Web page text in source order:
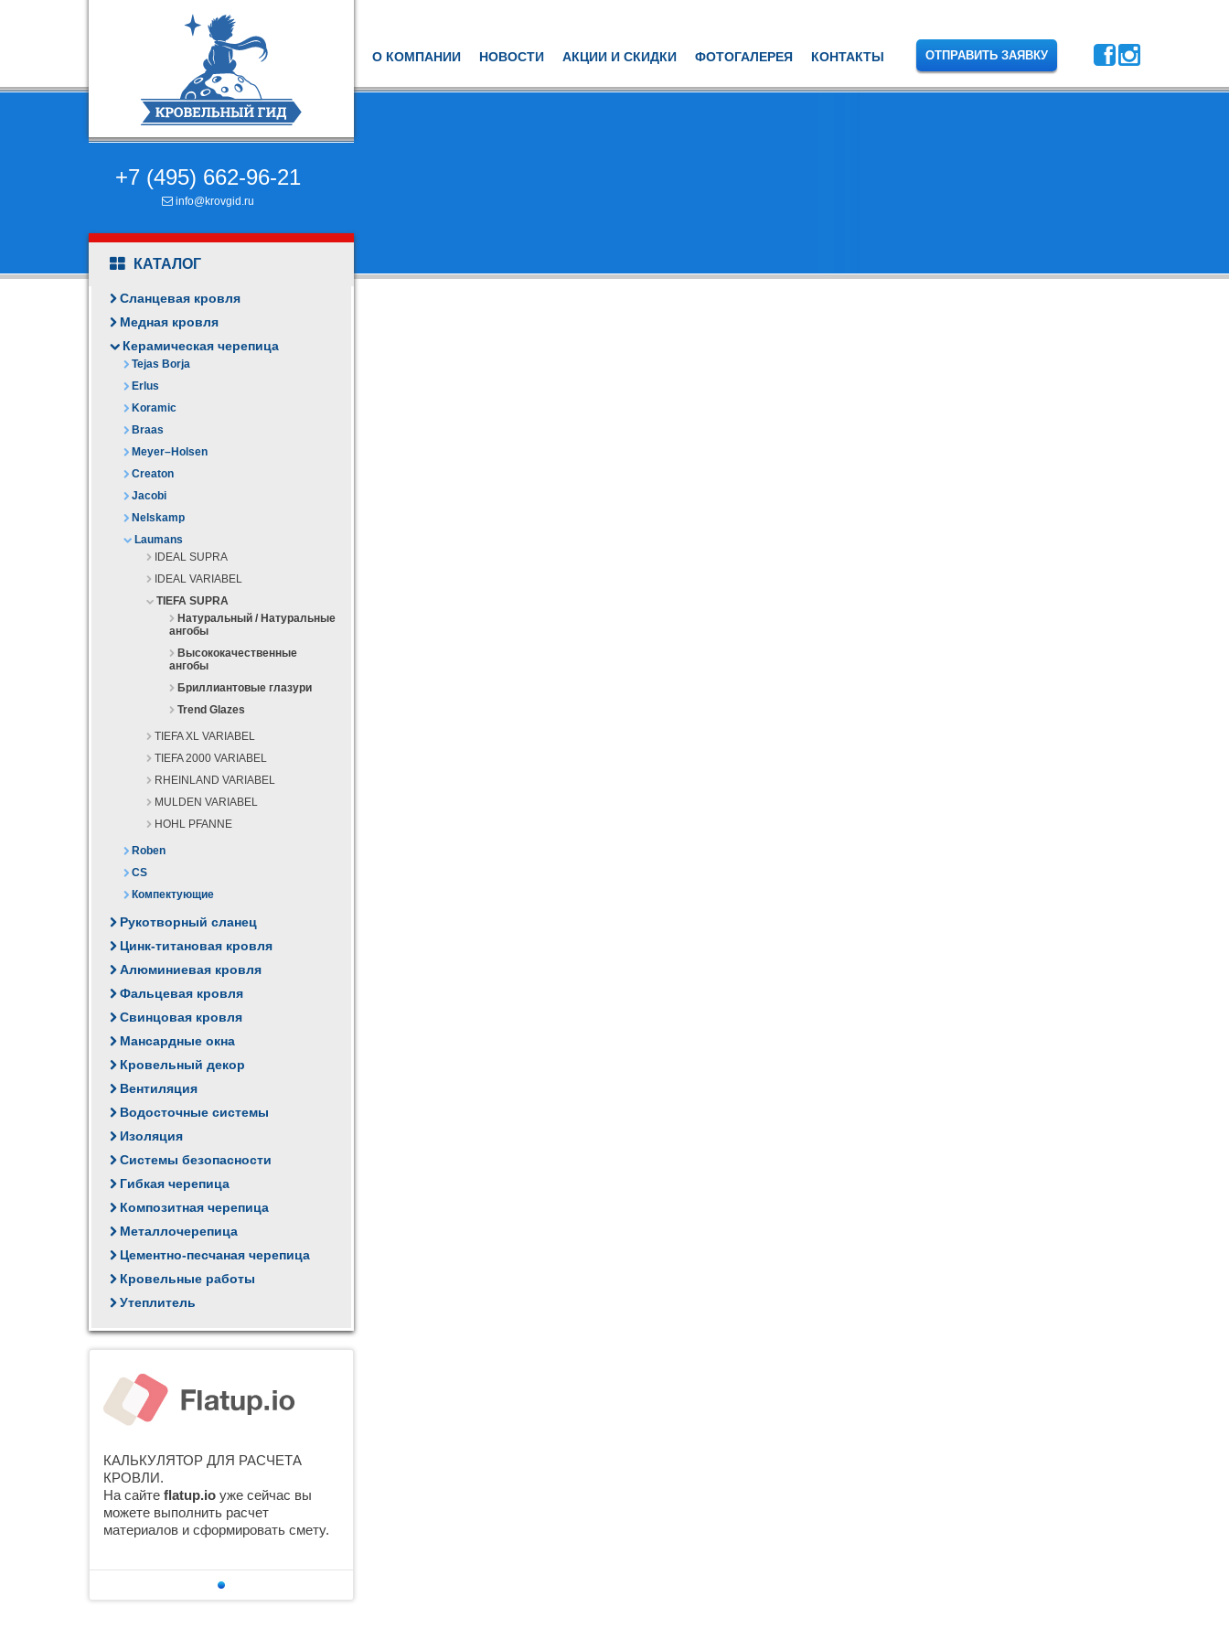
О КОМПАНИИ НОВОСТИ АКЦИИ И СКИДКИ ФОТОГАЛЕРЕЯ КОНТАКТЫ ОТПРАВИТЬ ЗАЯВКУ
+7 (495) 662-96-21
info@krovgid.ru
КАТАЛОГ
Сланцевая кровля
Медная кровля
Керамическая черепица
Tejas Borja
Erlus
Koramic
Braas
Meyer–Holsen
Creaton
Jacobi
Nelskamp
Laumans
IDEAL SUPRA
IDEAL VARIABEL
TIEFA SUPRA
Натуральный / Натуральные
ангобы
Высококачественные
ангобы
Бриллиантовые глазури
Trend Glazes
TIEFA XL VARIABEL
TIEFA 2000 VARIABEL
RHEINLAND VARIABEL
MULDEN VARIABEL
HOHL PFANNE
Roben
CS
Компектующие
Рукотворный сланец
Цинк-титановая кровля
Алюминиевая кровля
Фальцевая кровля
Свинцовая кровля
Мансардные окна
Кровельный декор
Вентиляция
Водосточные системы
Изоляция
Системы безопасности
Гибкая черепица
Композитная черепица
Металлочерепица
Цементно-песчаная черепица
Кровельные работы
Утеплитель
КАЛЬКУЛЯТОР ДЛЯ РАСЧЕТА
КРОВЛИ.
На сайте flatup.io уже сейчас вы
можете выполнить расчет
материалов и сформировать смету.